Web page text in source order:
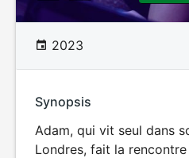
2023
Synopsis
Adam, qui vit seul dans
Londres, fait la